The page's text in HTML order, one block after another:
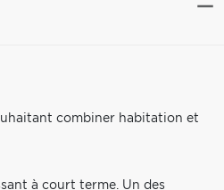
combiner habitation et
à court terme. Un des